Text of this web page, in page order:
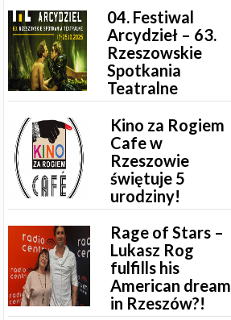
04. Festiwal
Arcydzieł – 63.
Rzeszowskie
Spotkania
Teatralne
Kino za Rogiem
Cafe w
Rzeszowie
świętuje 5
urodziny!
Rage of Stars –
Lukasz Rog
fulfills his
American dream
in Rzeszów?!